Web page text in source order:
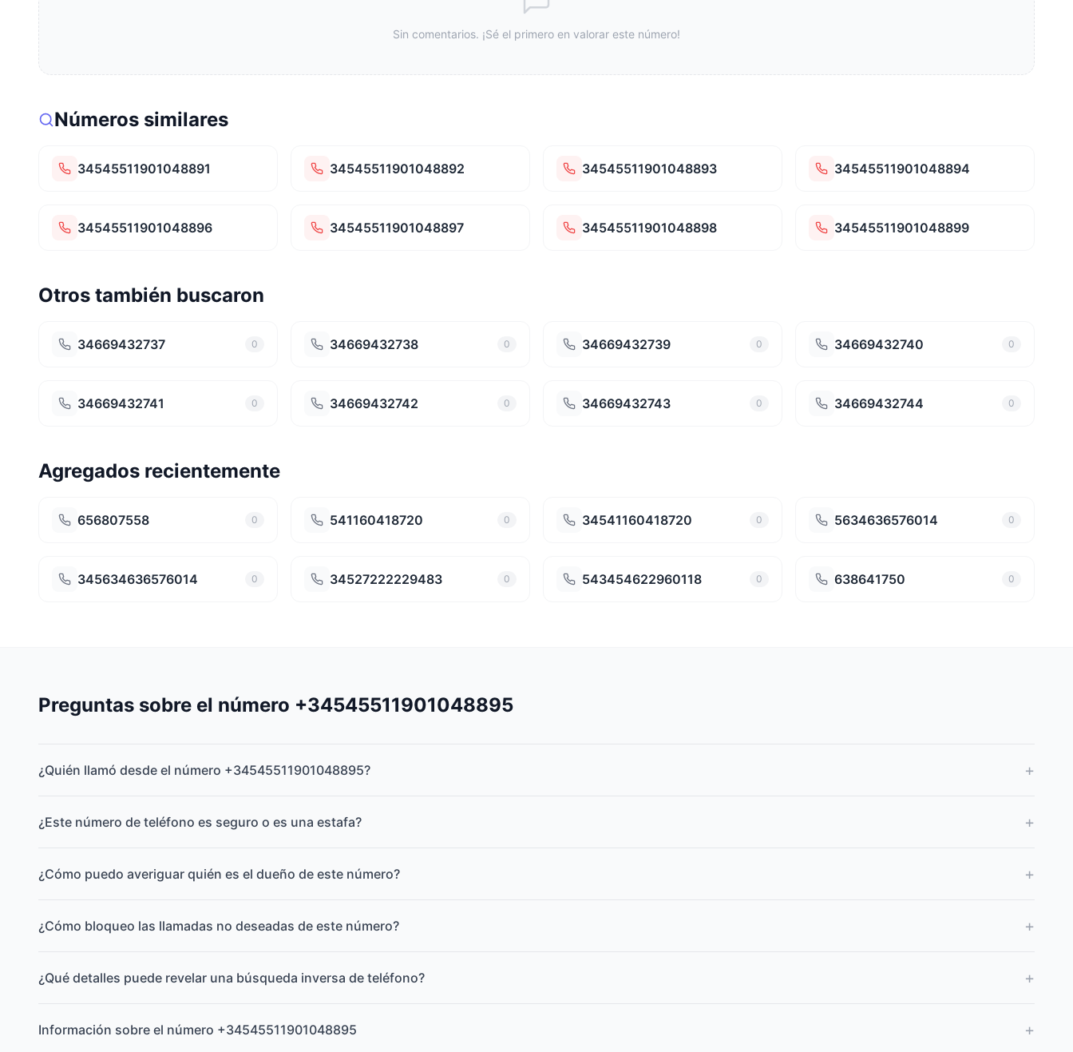
Sin comentarios. ¡Sé el primero en valorar este número!
Números similares
34545511901048891 34545511901048892 34545511901048893 34545511901048894
34545511901048896 34545511901048897 34545511901048898 34545511901048899
Otros también buscaron
34669432737 0 34669432738 0 34669432739 0 34669432740 0
34669432741 0 34669432742 0 34669432743 0 34669432744 0
Agregados recientemente
656807558 0 541160418720 0 34541160418720 0 5634636576014 0
345634636576014 0 34527222229483 0 543454622960118 0 638641750 0
Preguntas sobre el número +34545511901048895
¿Quién llamó desde el número +34545511901048895? +
¿Este número de teléfono es seguro o es una estafa? +
¿Cómo puedo averiguar quién es el dueño de este número? +
¿Cómo bloqueo las llamadas no deseadas de este número? +
¿Qué detalles puede revelar una búsqueda inversa de teléfono? +
Información sobre el número +34545511901048895 +